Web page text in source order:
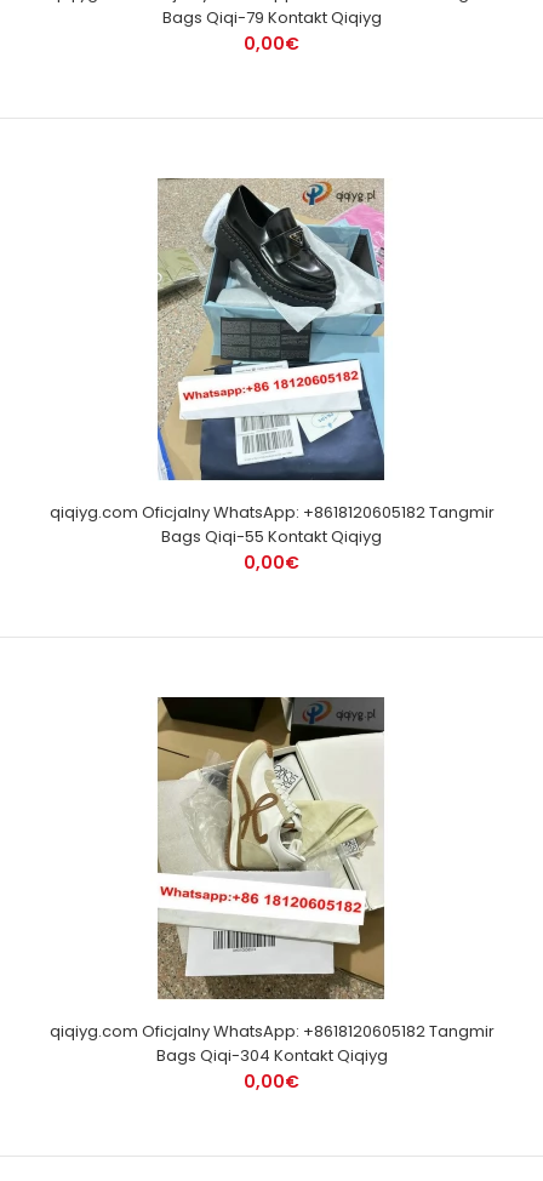
Bags Qiqi-79 Kontakt Qiqiyg
0,00€
qiqiyg.com Oficjalny WhatsApp: +8618120605182 Tangmir
Bags Qiqi-55 Kontakt Qiqiyg
0,00€
qiqiyg.com Oficjalny WhatsApp: +8618120605182 Tangmir
Bags Qiqi-304 Kontakt Qiqiyg
0,00€